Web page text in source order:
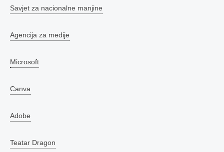
Savjet za nacionalne manjine
Agencija za medije
Microsoft
Canva
Adobe
Teatar Dragon